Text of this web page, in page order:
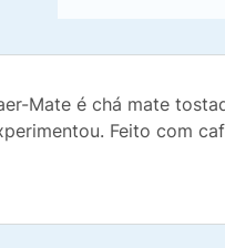
Mate é chá mate
Feito com